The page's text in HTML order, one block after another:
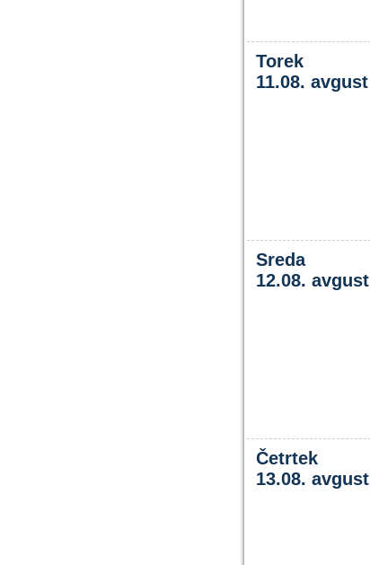
Torek
11.08. avgust
Sreda
12.08. avgust
Četrtek
13.08. avgust